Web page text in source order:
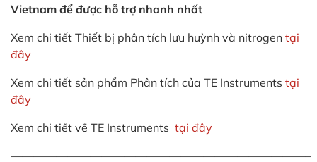
Vietnam để được hỗ trợ nhanh nhất
Xem chi tiết Thiết bị phân tích lưu huỳnh và nitrogen tại
đây
Xem chi tiết sản phẩm Phân tích của TE Instruments tại
đây
Xem chi tiết về TE Instruments tại đây
——————————————————————————–